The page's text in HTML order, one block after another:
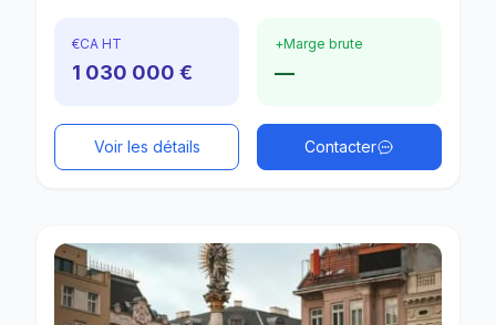
€CA HT
1 030 000 €
+Marge brute
—
Voir les détails Contacter